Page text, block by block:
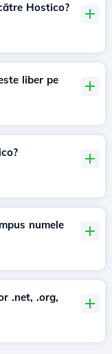
Hostico?
liber pe
numele
.net, .org,